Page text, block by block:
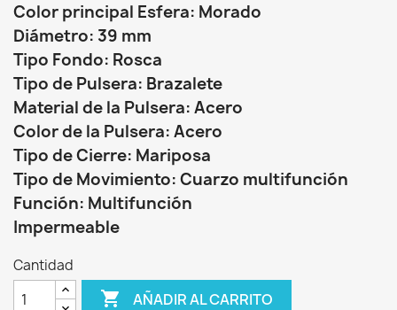
Color principal Esfera: Morado
Diámetro: 39 mm
Tipo Fondo: Rosca
Tipo de Pulsera: Brazalete
Material de la Pulsera: Acero
Color de la Pulsera: Acero
Tipo de Cierre: Mariposa
Tipo de Movimiento: Cuarzo multifunción
Función: Multifunción
Impermeable
Cantidad
 AÑADIR AL CARRITO